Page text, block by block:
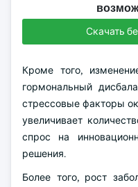
Скачать
Кроме того,
гормональный
стрессовые факторы
увеличивает
спрос на
решения.
Более того, рост